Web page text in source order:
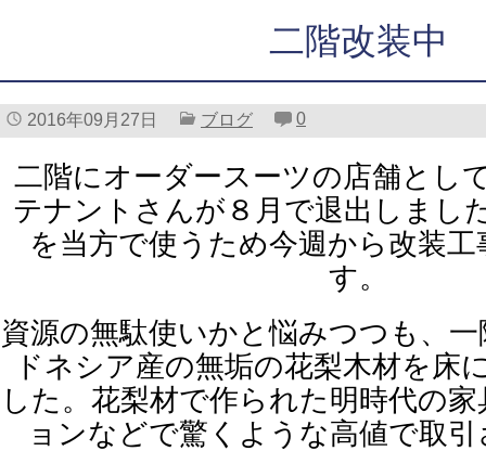
二階改装中
2016年09月27日 ブログ 0
二階にオーダースーツの店舗とし
テナントさんが８月で退出しまし
を当方で使うため今週から改装
す。
資源の無駄使いかと悩みつつも、
ドネシア産の無垢の花梨木材を床
した。花梨材で作られた明時代の
ョンなどで驚くような高値で取